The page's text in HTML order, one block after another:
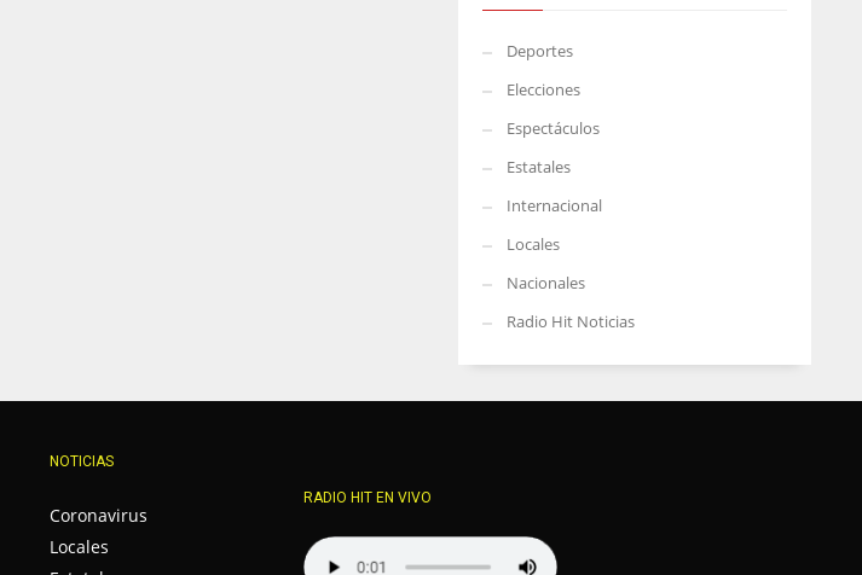
Deportes
Elecciones
Espectáculos
Estatales
Internacional
Locales
Nacionales
Radio Hit Noticias
NOTICIAS
Coronavirus
Locales
RADIO HIT EN VIVO